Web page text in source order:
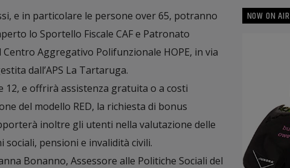
e in particolare le persone over 65, potranno
lo Sportello Fiscale CAF e Patronato
Aggregativo Polifunzionale HOPE, in via
dall’APS La Tartaruga.
12, e offrirà assistenza gratuita o a costi
del modello RED, la richiesta di bonus
inoltre gli utenti nella valutazione delle
pensioni e invalidità civili.
Bonanno, Assessore alle Politiche Sociali del
NOW ON AIR